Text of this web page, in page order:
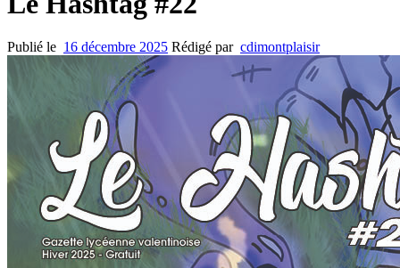
Publié le 16 décembre 2025 Rédigé par cdimontplaisir